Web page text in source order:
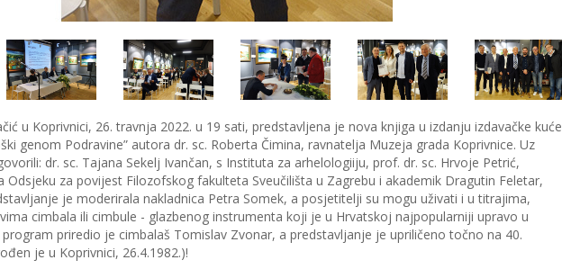
u Koprivnici, 26. travnja 2022. u 19 sati, predstavljena je nova knjiga u izdanju izdavačke kuće
genom Podravine” autora dr. sc. Roberta Čimina, ravnatelja Muzeja grada Koprivnice. Uz
dr. sc. Tajana Sekelj Ivančan, s Instituta za arhelologiiju, prof. dr. sc. Hrvoje Petrić,
Odsjeku za povijest Filozofskog fakulteta Sveučilišta u Zagrebu i akademik Dragutin Feletar,
je moderirala nakladnica Petra Somek, a posjetitelji su mogu uživati i u titrajima,
cimbala ili cimbule - glazbenog instrumenta koji je u Hrvatskoj najpopularniji upravo u
program priredio je cimbalaš Tomislav Zvonar, a predstavljanje je upriličeno točno na 40.
je u Koprivnici, 26.4.1982.)!